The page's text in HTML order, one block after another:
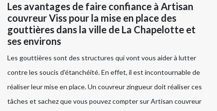
Les avantages de faire confiance à Artisan
couvreur Viss pour la mise en place des
gouttières dans la ville de La Chapelotte et
ses environs
Les gouttières sont des structures qui vont vous aider à lutter
contre les soucis d'étanchéité. En effet, il est incontournable de
réaliser leur mise en place. Un couvreur zingueur doit réaliser ces
tâches et sachez que vous pouvez compter sur Artisan couvreur